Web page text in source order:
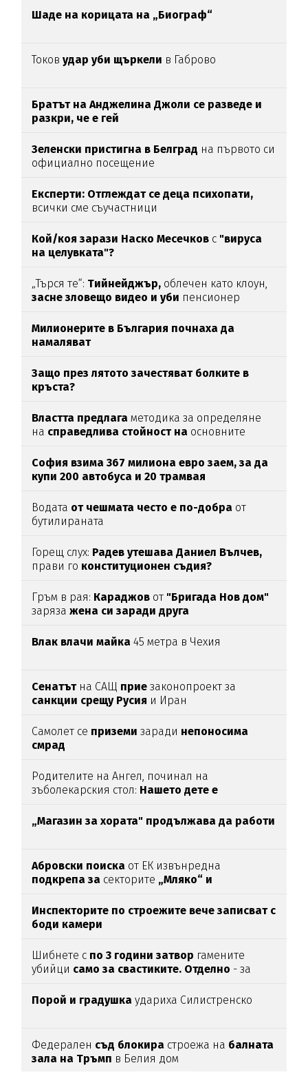
Шаде на корицата на „Биограф“
Токовудар уби щъркели в Габрово
Братът на Анджелина Джоли се разведе и
разкри, че е гей
Зеленски пристигна в Белград на първото си
официално посещение
Експерти: Отглеждат се деца психопати,
всички сме съучастници
Кой/коя зарази Наско Месечков с "вируса
на целувката"?
„Търся те“: Тийнейджър, облечен като клоун,
засне зловещо видео и уби пенсионер
Милионерите в България почнаха да
намаляват
Защо през лятото зачестяват болките в
кръста?
Властта предлага методика за определяне
на справедлива стойност на основните
София взима 367 милиона евро заем, за да
купи 200 автобуса и 20 трамвая
Водата от чешмата често е по-добра от
бутилираната
Горещ слух: Радев утешава Даниел Вълчев,
прави го конституционен съдия?
Гръм в рая: Караджов от "Бригада Нов дом"
зарязажена си заради друга
Влак влачи майка 45 метра в Чехия
Сенатътна САЩ прие законопроект за
санкции срещу Русия и Иран
Самолет се приземи заради непоносима
смрад
Родителите на Ангел, починал на
зъболекарския стол: Нашето дете е
антидотътнаупойката
„Магазин за хората" продължава да работи
Абровски поиска от ЕК извънредна
подкрепа за секторите „Мляко“ и
Инспекторите по строежите вече записват с
боди камери
Шибнете с по 3 години затвор гамените
убийци само за свастиките. Отделно - за
Порой и градушка удариха Силистренско
Федерален съд блокира строежа на балната
зала на Тръмп в Белия дом